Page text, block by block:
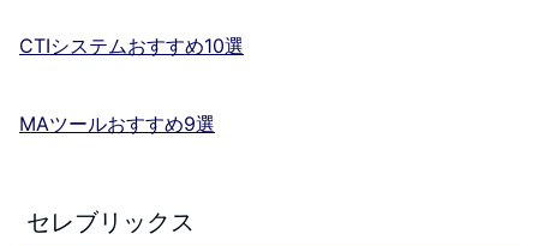
CTIシステムおすすめ10選
MAツールおすすめ9選
セレブリックス